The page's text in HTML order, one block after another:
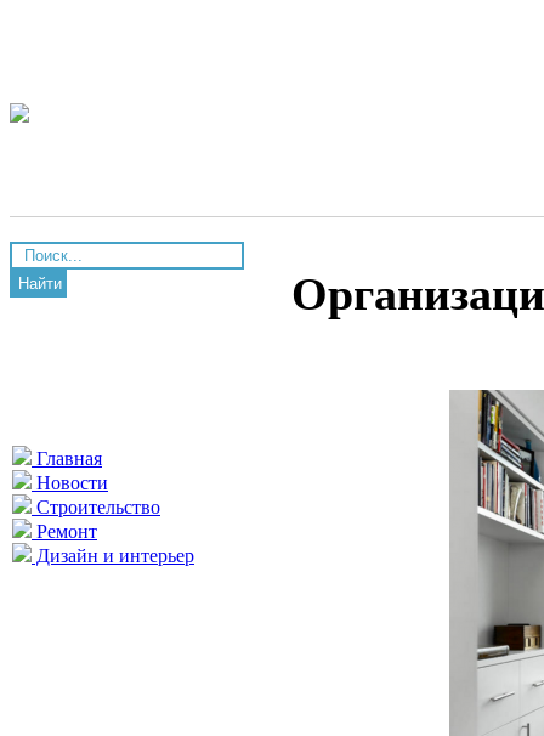
Найти
Главная
Новости
Строительство
Ремонт
Дизайн и интерьер